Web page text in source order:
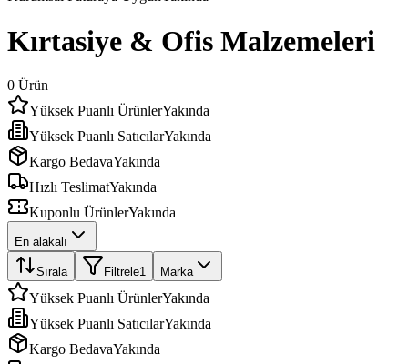
Kırtasiye & Ofis Malzemeleri
0 Ürün
Yüksek Puanlı ÜrünlerYakında
Yüksek Puanlı SatıcılarYakında
Kargo BedavaYakında
Hızlı TeslimatYakında
Kuponlu ÜrünlerYakında
En alakalı
Sırala Filtrele1 Marka
Yüksek Puanlı ÜrünlerYakında
Yüksek Puanlı SatıcılarYakında
Kargo BedavaYakında